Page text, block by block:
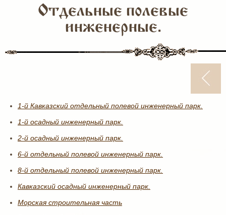
Отдельные полевые
инженерные.
1-й Кавказский отдельный полевой инженерный парк.
1-й осадный инженерный парк.
2-й осадный инженерный парк.
6-й отдельный полевой инженерный парк.
8-й отдельный полевой инженерный парк.
Кавказский осадный инженерный парк.
Морская строительная часть